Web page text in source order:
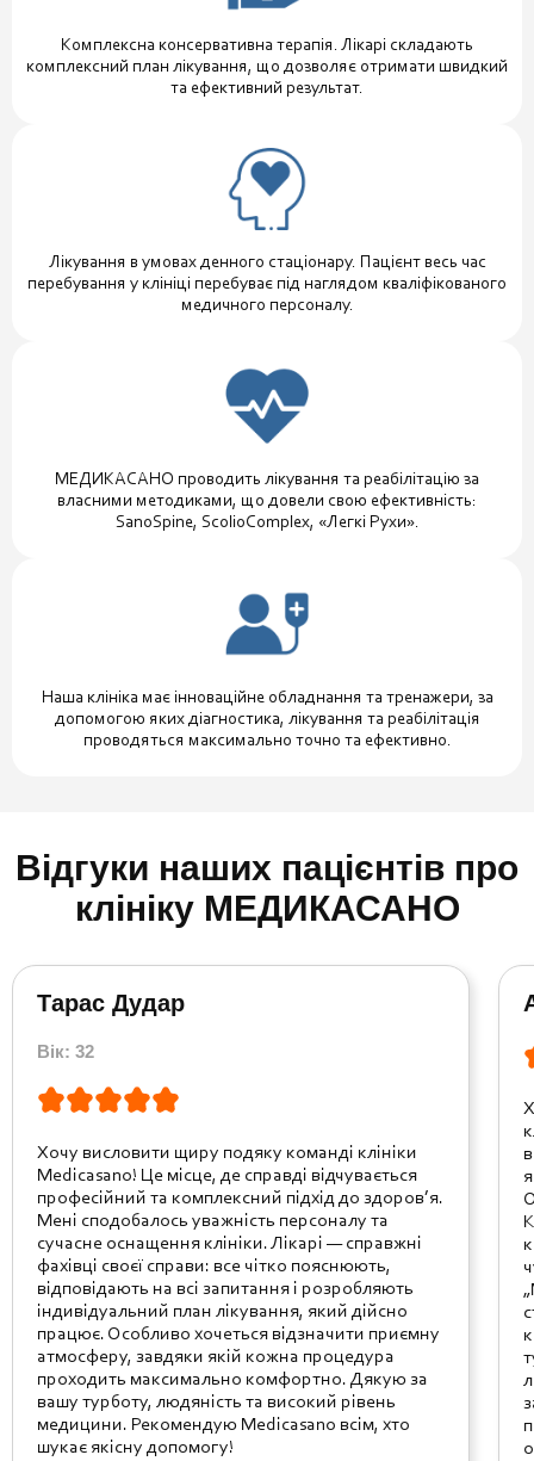
Комплексна консервативна терапія. Лікарі складають
комплексний план лікування, що дозволяє отримати швидкий
та ефективний результат.
Лікування в умовах денного стаціонару. Пацієнт весь час
перебування у клініці перебуває під наглядом кваліфікованого
медичного персоналу.
МЕДИКАСАНО проводить лікування та реабілітацію за
власними методиками, що довели свою ефективність:
SanoSpine, ScolioComplex, «Легкі Рухи».
Наша клініка має інноваційне обладнання та тренажери, за
допомогою яких діагностика, лікування та реабілітація
проводяться максимально точно та ефективно.
Відгуки наших пацієнтів про
клініку МЕДИКАСАНО
Тарас Дудар
Вік: 32
Хочу висловити щиру подяку команді клініки
Medicasano! Це місце, де справді відчувається
професійний та комплексний підхід до здоров’я.
Мені сподобалось уважність персоналу та
сучасне оснащення клініки. Лікарі — справжні
фахівці своєї справи: все чітко пояснюють,
відповідають на всі запитання і розробляють
індивідуальний план лікування, який дійсно
працює. Особливо хочеться відзначити приємну
атмосферу, завдяки якій кожна процедура
проходить максимально комфортно. Дякую за
вашу турботу, людяність та високий рівень
медицини. Рекомендую Medicasano всім, хто
шукає якісну допомогу!